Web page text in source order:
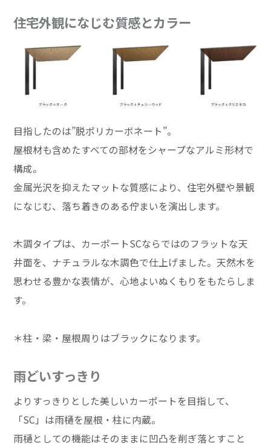
住宅外観になじむ質感とカラー
目指したのは”脱ポリカーボネート”。
屋根材も含めたすべての部材をシャープなアルミ形材で
構成。
金属光沢を抑えたマットな質感により、住宅外壁や景観
になじむ、落ち着きのある佇まいを演出します。
木調タイプは、カーポートSCならではのフラットな天
井面を、ナチュラルな木調色で仕上げました。天然木を
思わせる豊かな表情が、心地よいぬくもりをもたらしま
す。
＊柱・梁・屋根周りはブラックになります。
雨どいすっきり
よりすっきりとした美しいカーポートを目指して、
「SC」は雨樋を屋根・柱に内蔵。
雨樋としての機能はそのままに凹凸を削ぎ落とすこと